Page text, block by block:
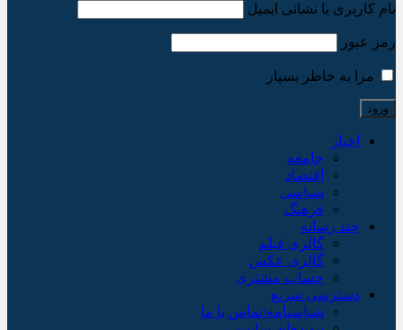
نام کاربری یا نشانی ایمیل
رمز عبور
مرا به خاطر بسپار
اخبار
جامعه
اقتصاد
سیاسی
فرهنگ
چند رسانه
گالری فیلم
گالری عکس
حساب مشتری
دسترسی سریع
شناسنامه/تماس با ما